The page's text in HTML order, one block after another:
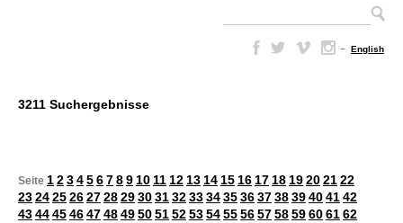
– English
3211 Suchergebnisse
Seite 123456789 10 11 12 13 14 15 16 17 18 19202122
2324252627282930313233343536373839404142
4344454647484950515253545556575859606162